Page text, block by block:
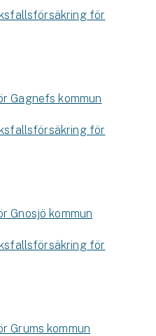
för
Gagnefs kommun
för
Gnosjö kommun
för
Grums kommun